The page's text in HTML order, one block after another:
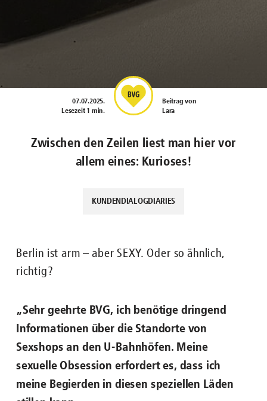
07.07.2025.
Lesezeit 1 min.
Beitrag von
Lara
Zwischen den Zeilen liest man hier vor
allem eines: Kurioses!
KUNDENDIALOGDIARIES
Berlin ist arm – aber SEXY. Oder so ähnlich,
richtig?
„Sehr geehrte BVG, ich benötige dringend
Informationen über die Standorte von
Sexshops an den U-Bahnhöfen. Meine
sexuelle Obsession erfordert es, dass ich
meine Begierden in diesen speziellen Läden